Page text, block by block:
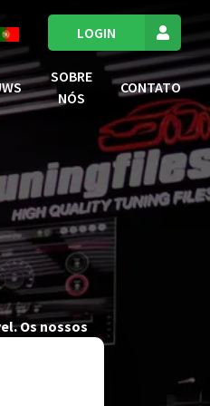
LOGIN
SOBRE
NÓS
CONTATO
Os nossos
que